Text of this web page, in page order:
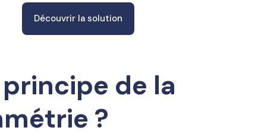
Découvrir la solution
de la
?